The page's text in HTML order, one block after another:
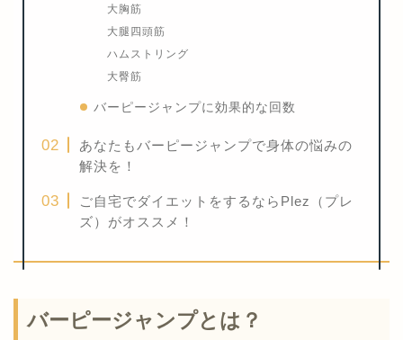
大胸筋
大腿四頭筋
ハムストリング
大臀筋
バーピージャンプに効果的な回数
あなたもバーピージャンプで身体の悩みの
解決を！
ご自宅でダイエットをするならPlez（プレ
ズ）がオススメ！
バーピージャンプとは？